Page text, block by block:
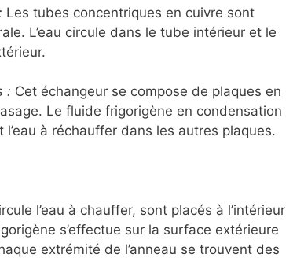
Les tubes concentriques en cuivre sont
L’eau circule dans le tube intérieur et le
: Cet échangeur se compose de plaques en
Le fluide frigorigène en condensation
à réchauffer dans les autres plaques.
l’eau à chauffer, sont placés à l’intérieur
s’effectue sur la surface extérieure
extrémité de l’anneau se trouvent des